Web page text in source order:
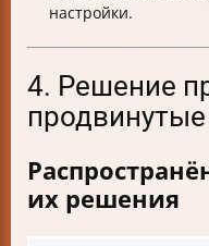
настройки.
4. Решение
их решения